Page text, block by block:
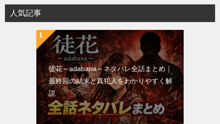
人気記事
徒花～adabana～ネタバレ全話まとめ｜
最終回の結末と真犯人をわかりやすく解
説